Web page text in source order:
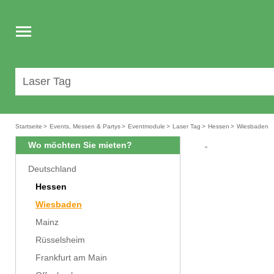
Toggle
navigation
Startseite > Events, Messen & Partys> Eventmodule > Laser Tag > Hessen > Wiesbaden
Wo möchten Sie mieten?
Deutschland
Hessen
Wiesbaden
Mainz
Rüsselsheim
Frankfurt am Main